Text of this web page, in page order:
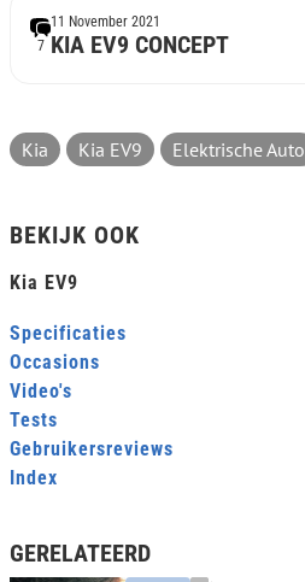
7 KIA EV9 CONCEPT
11 November 2021
Kia Kia EV9 Elektrische Auto
BEKIJK OOK
Kia EV9
Specificaties
Occasions
Video's
Tests
Gebruikersreviews
Index
GERELATEERD